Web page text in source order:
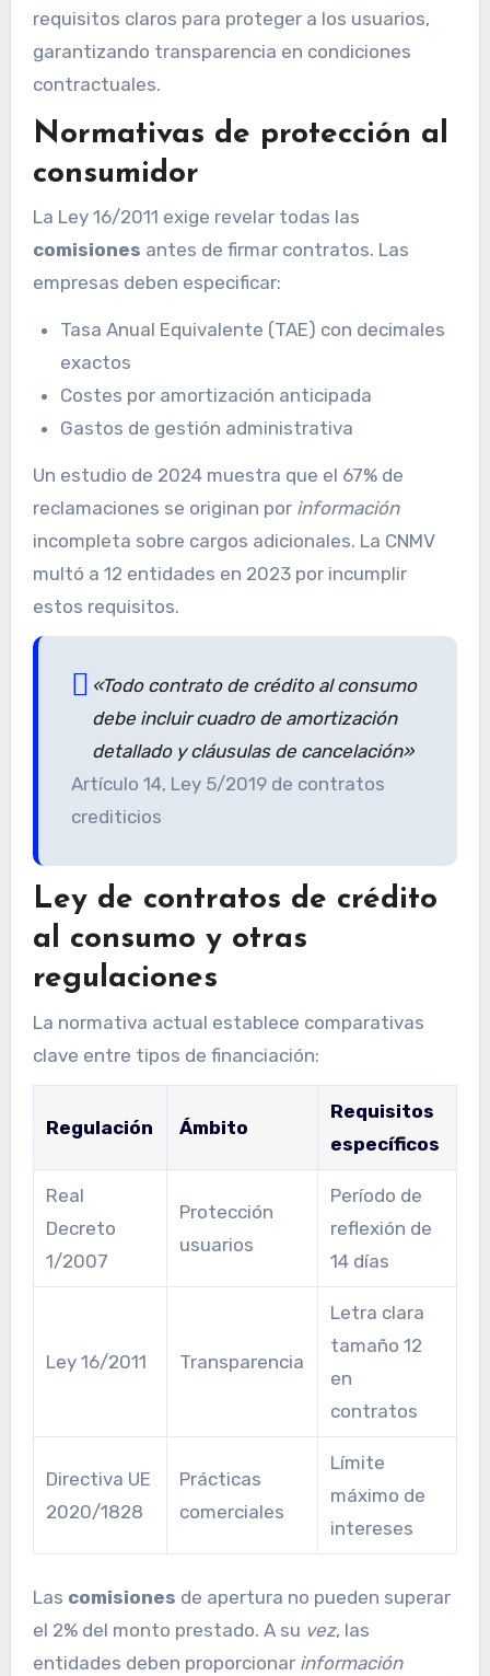
requisitos claros para proteger a los usuarios,
garantizando transparencia en condiciones
contractuales.
Normativas de protección al
consumidor
La Ley 16/2011 exige revelar todas las
comisiones antes de firmar contratos. Las
empresas deben especificar:
Tasa Anual Equivalente (TAE) con decimales
exactos
Costes por amortización anticipada
Gastos de gestión administrativa
Un estudio de 2024 muestra que el 67% de
reclamaciones se originan por información
incompleta sobre cargos adicionales. La CNMV
multó a 12 entidades en 2023 por incumplir
estos requisitos.
«Todo contrato de crédito al consumo
debe incluir cuadro de amortización
detallado y cláusulas de cancelación»
Artículo 14, Ley 5/2019 de contratos
crediticios
Ley de contratos de crédito
al consumo y otras
regulaciones
La normativa actual establece comparativas
clave entre tipos de financiación:
Regulación Ámbito
Requisitos
específicos
Real
Decreto
1/2007
Protección
usuarios
Período de
reflexión de
14 días
Ley 16/2011 Transparencia
Letra clara
tamaño 12
en
contratos
Directiva UE
2020/1828
Prácticas
comerciales
Límite
máximo de
intereses
Las comisiones de apertura no pueden superar
el 2% del monto prestado. A su vez, las
entidades deben proporcionar información